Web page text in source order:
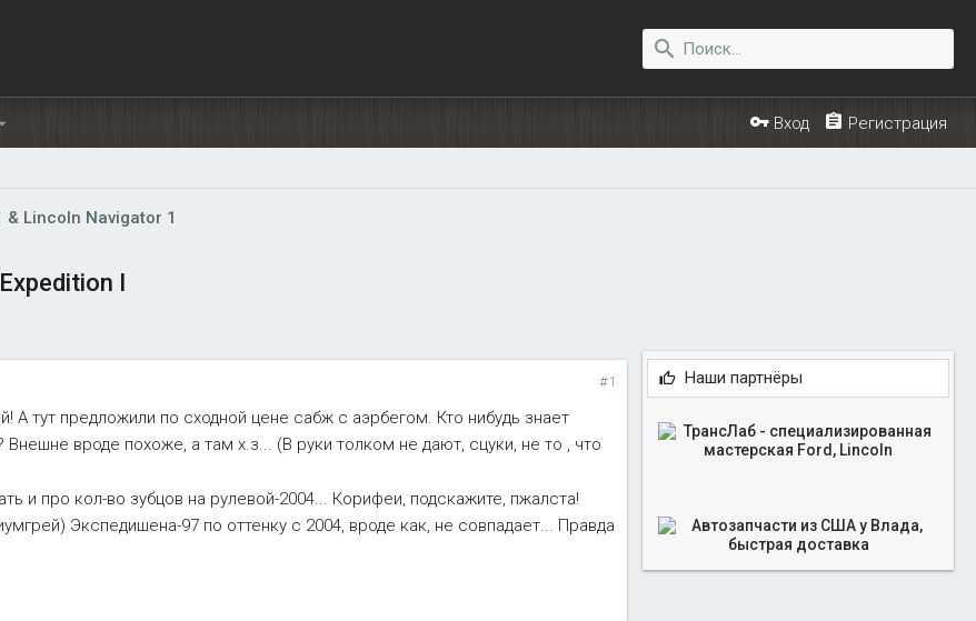
Вход Регистрация
& Lincoln Navigator 1
I
#1
А тут предложили по сходной цене сабж с аэрбегом. Кто нибудь знает
Внешне вроде похоже, а там х.з... (В руки толком не дают, сцуки, не то , что
и про кол-во зубцов на рулевой-2004... Корифеи, подскажите, пжалста!
Экспедишена-97 по оттенку с 2004, вроде как, не совпадает... Правда
Наши партнёры